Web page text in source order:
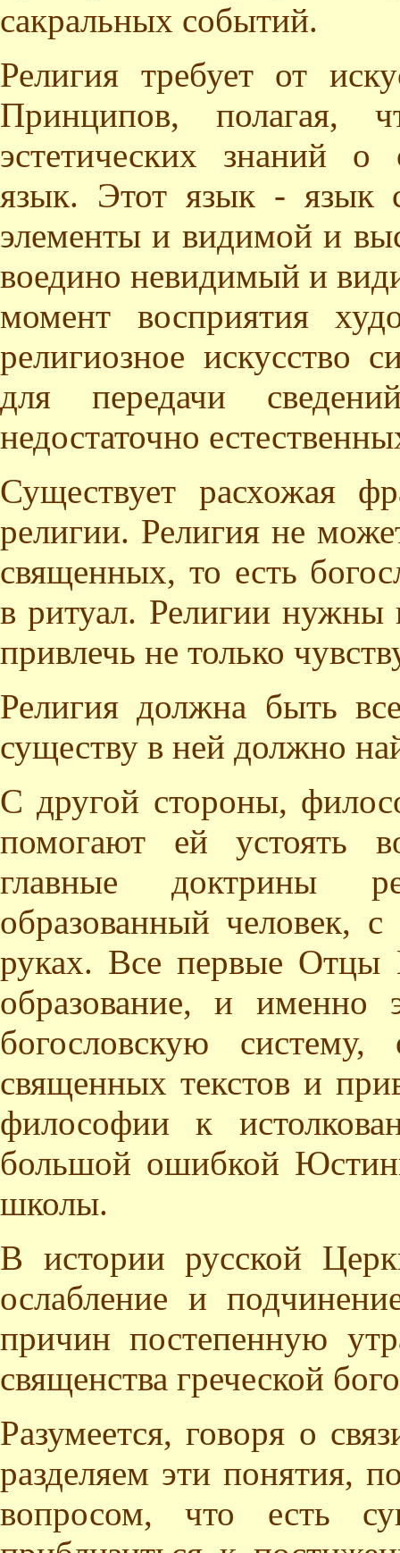
сакральных событий.
Религия требует от
Принципов, полагая,
эстетических знаний о
язык. Этот язык - язык
элементы и видимой и
воедино невидимый и
момент восприятия
религиозное искусство
для передачи
недостаточно
Существует расхожая
религии. Религия не
священных, то есть
в ритуал. Религии нужны
привлечь не только
Религия должна быть
существу в ней должно
С другой стороны,
помогают ей устоять
главные доктрины
образованный человек,
руках. Все первые Отцы
образование, и именно
богословскую
священных текстов и
философии к
большой ошибкой
школы.
В истории русской
ослабление и
причин постепенную
священства греческой
Разумеется, говоря о
разделяем эти понятия,
вопросом, что есть